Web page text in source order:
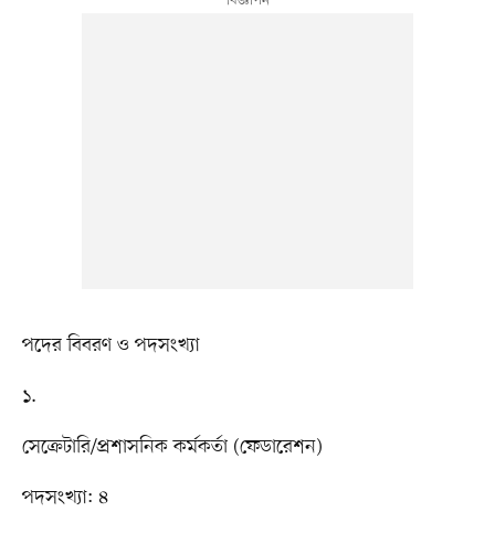
পদের বিবরণ ও পদসংখ্যা
১.
সেক্রেটারি/প্রশাসনিক কর্মকর্তা (ফেডারেশন)
পদসংখ্যা: ৪